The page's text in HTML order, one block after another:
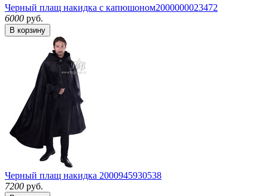
Черный плащ накидка с капюшоном2000000023472
6000 руб.
В корзину
Черный плащ накидка 2000945930538
7200 руб.